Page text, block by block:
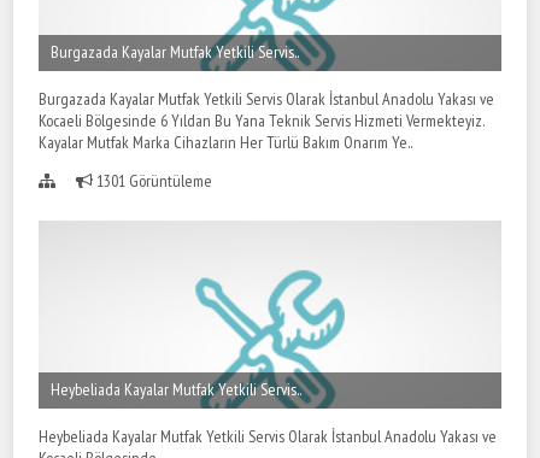
Burgazada Kayalar Mutfak Yetkili Servis..
Burgazada Kayalar Mutfak Yetkili Servis Olarak İstanbul Anadolu Yakası ve
Kocaeli Bölgesinde 6 Yıldan Bu Yana Teknik Servis Hizmeti Vermekteyiz.
Kayalar Mutfak Marka Cihazların Her Türlü Bakım Onarım Ye..
1301 Görüntüleme
Heybeliada Kayalar Mutfak Yetkili Servis..
Heybeliada Kayalar Mutfak Yetkili Servis Olarak İstanbul Anadolu Yakası ve